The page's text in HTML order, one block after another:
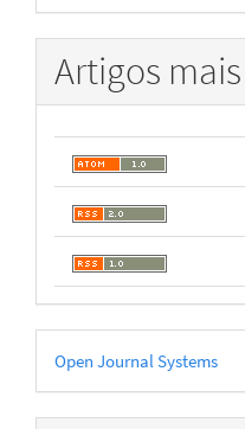
Artigos
Desenvolvido
por
Open Journal Systems